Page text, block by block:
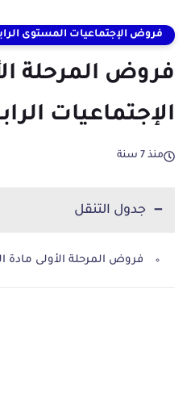
فروض الإجتماعيات المستوى
فروض المرحلة
الإجتماعيات
منذ 7 سنة
جدول التنقل
فروض المرحلة الأولى مادة